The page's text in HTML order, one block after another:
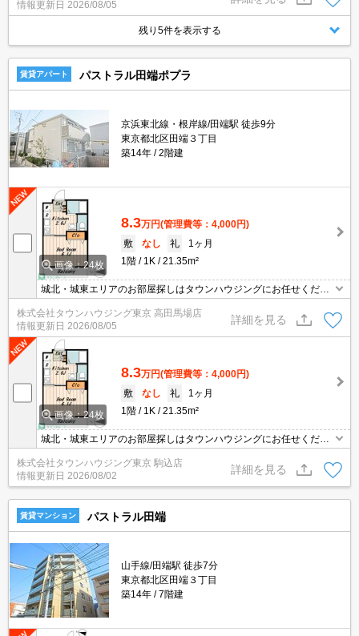
情報更新日 2026/08/05
残り5件を表示する
賃貸アパート パストラル田端ポプラ
京浜東北線・根岸線/田端駅 徒歩9分
東京都北区田端３丁目
築14年
2階建
画像：24枚
8.3万円(管理費等：4,000円)
敷
なし 礼
1ヶ月
1階
1K 21.35m²
城北・城東エリアのお部屋探しはタウンハウジングにお任せくださ
い。エリアを詳しいスタッフがご対応させて頂きます。
株式会社タウンハウジング東京 高田馬場店
情報更新日 2026/08/05
詳細を見る
画像：24枚
8.3万円(管理費等：4,000円)
敷
なし 礼
1ヶ月
1階
1K 21.35m²
城北・城東エリアのお部屋探しはタウンハウジングにお任せくださ
い。エリアを詳しいスタッフがご対応させて頂きます。
株式会社タウンハウジング東京 駒込店
情報更新日 2026/08/02
詳細を見る
賃貸マンション パストラル田端
山手線/田端駅 徒歩7分
東京都北区田端３丁目
築14年
7階建